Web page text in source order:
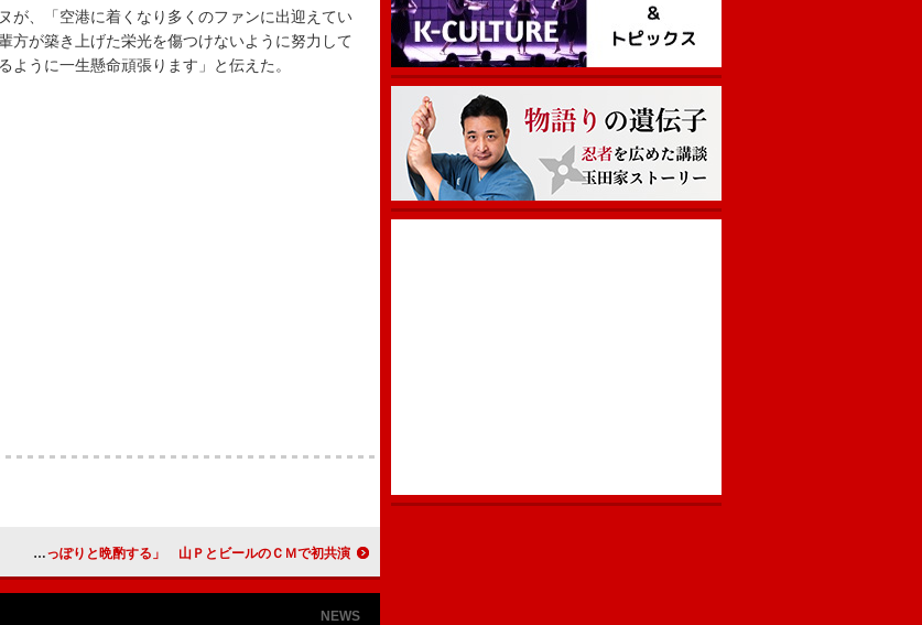
、「空港に着くなり多くのファンに出迎えてい
方が築き上げた栄光を傷つけないように努力して
うに一生懸命頑張ります」と伝えた。
井上真央「家でしっぽりと晩酌する」 山ＰとビールのＣＭで初共演
NEWS